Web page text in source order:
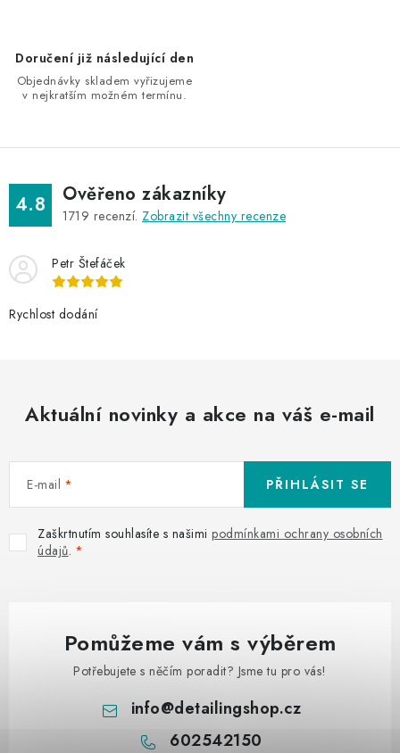
k
y
p
s
u
Doručení již následující den
Objednávky skladem vyřizujeme
v nejkratším možném termínu.
4.8 Ověřeno zákazníky
1719 recenzí. Zobrazit všechny recenze
Petr Štefáček
Rychlost dodání
Aktuální novinky a akce na váš e-mail
E-mail
Zaškrtnutím souhlasíte s našimi podmínkami ochrany osobních
údajů.
PŘIHLÁSIT SE
Pomůžeme vám s výběrem
Potřebujete s něčím poradit? Jsme tu pro vás!
info@detailingshop.cz
602542150